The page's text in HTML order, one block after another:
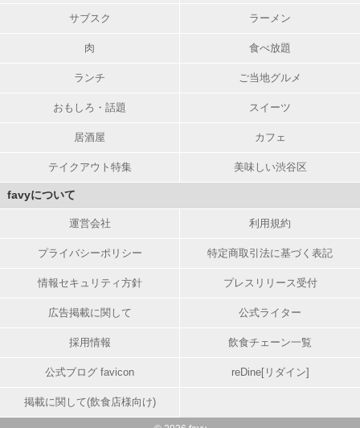
サブスク ラーメン
肉 食べ放題
ランチ ご当地グルメ
おもしろ・話題 スイーツ
居酒屋 カフェ
テイクアウト特集 美味しい渋谷区
favyについて
運営会社 利用規約
プライバシーポリシー 特定商取引法に基づく表記
情報セキュリティ方針 プレスリリース受付
広告掲載に関して 公式ライター
採用情報 飲食チェーン一覧
公式ブログ favicon reDine[リダイン]
掲載に関して(飲食店様向け)